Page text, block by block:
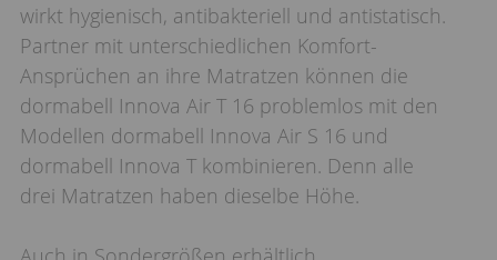
wirkt hygienisch, antibakteriell und antistatisch.
Partner mit unterschiedlichen Komfort-
Ansprüchen an ihre Matratzen können die
dormabell Innova Air T 16 problemlos mit den
Modellen dormabell Innova Air S 16 und
dormabell Innova T kombinieren. Denn alle
drei Matratzen haben dieselbe Höhe.